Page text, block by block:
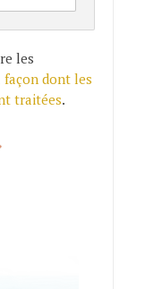
les
dont les
traitées.